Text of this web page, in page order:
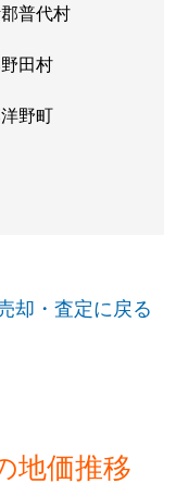
普代村
田村
野町
却・査定に戻る
地価推移